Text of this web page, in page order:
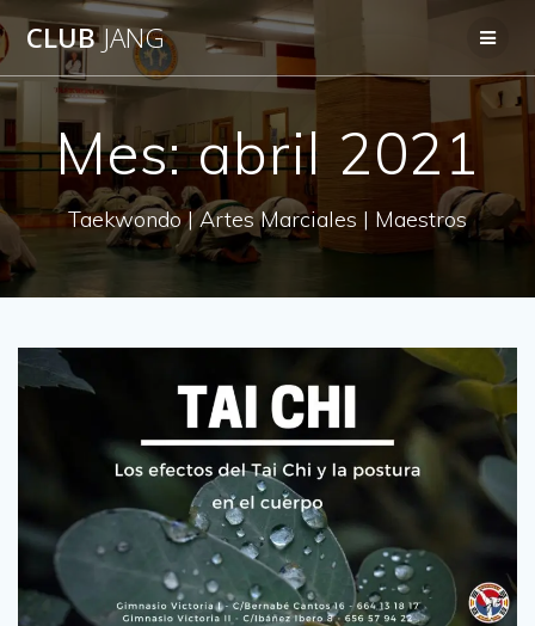
Saltar
al
contenido
CLUBJANG
Mes:abril 2021
Taekwondo | Artes Marciales | Maestros